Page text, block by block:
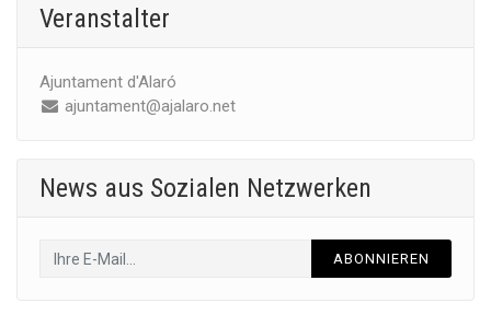
Veranstalter
Ajuntament d'Alaró
ajuntament@ajalaro.net
News aus Sozialen Netzwerken
ABONNIEREN